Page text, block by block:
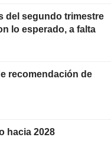
del segundo trimestre
lo esperado, a falta
recomendación de
hacia 2028